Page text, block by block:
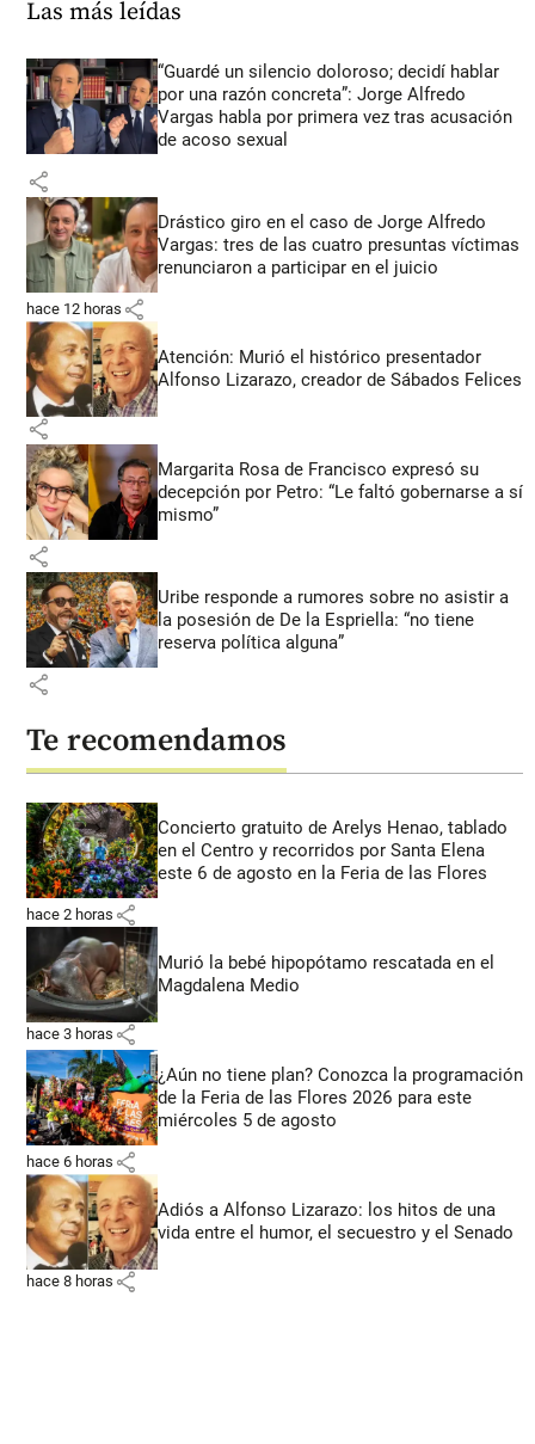
Las más leídas
“Guardé un silencio doloroso; decidí hablar
por una razón concreta”: Jorge Alfredo
Vargas habla por primera vez tras acusación
de acoso sexual
share
Drástico giro en el caso de Jorge Alfredo
Vargas: tres de las cuatro presuntas víctimas
renunciaron a participar en el juicio
hace 12 horas share
Atención: Murió el histórico presentador
Alfonso Lizarazo, creador de Sábados Felices
share
Margarita Rosa de Francisco expresó su
decepción por Petro: “Le faltó gobernarse a sí
mismo”
share
Uribe responde a rumores sobre no asistir a
la posesión de De la Espriella: “no tiene
reserva política alguna”
share
Te recomendamos
Concierto gratuito de Arelys Henao, tablado
en el Centro y recorridos por Santa Elena
este 6 de agosto en la Feria de las Flores
hace 2 horas share
Murió la bebé hipopótamo rescatada en el
Magdalena Medio
hace 3 horas share
¿Aún no tiene plan? Conozca la programación
de la Feria de las Flores 2026 para este
miércoles 5 de agosto
hace 6 horas share
Adiós a Alfonso Lizarazo: los hitos de una
vida entre el humor, el secuestro y el Senado
hace 8 horas share